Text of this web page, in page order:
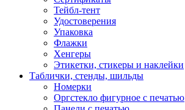
Тейбл-тент
Удостоверения
Упаковка
Флажки
Хенгеры
Этикетки, стикеры и наклейки
Таблички, стенды, шильды
Номерки
Оргстекло фигурное с печатью